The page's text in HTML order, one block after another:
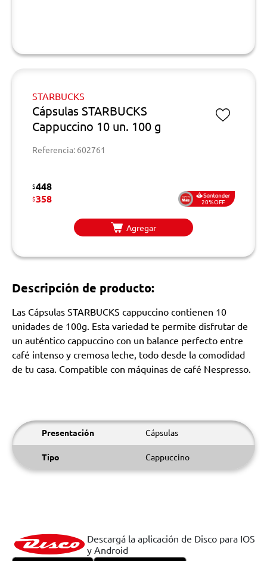
STARBUCKS
Cápsulas STARBUCKS
Cappuccino 10 un. 100 g
Referencia: 602761
$448
$358 20%OFF
Agregar
Descripción de producto:
Las Cápsulas STARBUCKS cappuccino contienen 10
unidades de 100g. Esta variedad te permite disfrutar de
un auténtico cappuccino con un balance perfecto entre
café intenso y cremosa leche, todo desde la comodidad
de tu casa. Compatible con máquinas de café Nespresso.
Presentación Cápsulas
Tipo Cappuccino
Descargá la aplicación de Disco para IOS
y Android